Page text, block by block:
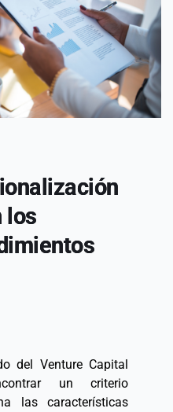
los
del Venture Capital
un criterio
las características